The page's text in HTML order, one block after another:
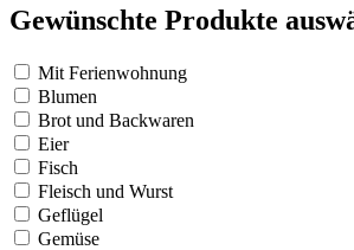
Gewünschte Produkte
Mit Ferienwohnung
Blumen
Brot und Backwaren
Eier
Fisch
Fleisch und Wurst
Geflügel
Gemüse